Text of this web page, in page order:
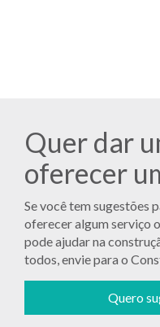
Quer dar
oferecer
Se você tem sugestões
oferecer algum serviço
pode ajudar na
todos, envie para o
Quero